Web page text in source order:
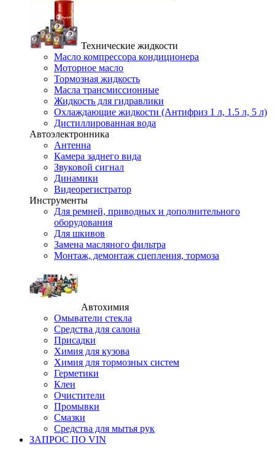
Технические жидкости
Масло компрессора кондиционера
Моторное масло
Тормозная жидкость
Масла трансмиссионные
Жидкость для гидравлики
Охлаждающие жидкости (Антифриз 1 л, 1.5 л, 5 л)
Дистиллированная вода
Автоэлектронника
Антенна
Камера заднего вида
Звуковой сигнал
Динамики
Видеорегистратор
Инструменты
Для ремней, приводных и дополнительного
оборудования
Для шкивов
Замена масляного фильтра
Монтаж, демонтаж сцепления, тормоза
Автохимия
Омыватели стекла
Средства для салона
Присадки
Химия для кузова
Химия для тормозных систем
Герметики
Клеи
Очистители
Промывки
Смазки
Средства для мытья рук
ЗАПРОС ПО VIN